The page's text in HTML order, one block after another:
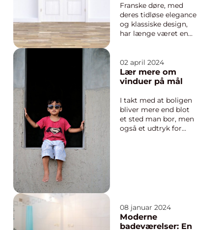
Franske døre, med
deres tidløse elegance
og klassiske design,
har længe været en
indendørs rum med
en terrasse, altan eller
have. Med de
dobbeltdøre, som i de
fleste tilfælde har en
række små vinduer
elle...
02 april 2024
Lær mere om
vinduer på mål
I takt med at boligen
bliver mere end blot
et sted man bor, men
også et udtryk for
gennemsigtige
åbninger i væggen;
de er centrale k...
08 januar 2024
Moderne
badeværelser: En